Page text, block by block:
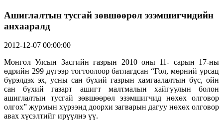
Ашиглалтын тусгай зөвшөөрөл эзэмшигчидийн
анхааралд
2012-12-07 00:00:00
Монгол Улсын Засгийн газрын 2010 оны 11- сарын 17-ны
өдрийн 299 дүгээр тогтоолоор батлагдсан “Гол, мөрний урсац
бүрэлдэх эх, усны сан бүхий газрын хамгаалалтын бүс, ойн
сан бүхий газарт ашигт малтмалын хайгуулын болон
ашиглалтын тусгай зөвшөөрөл эзэмшигчид нөхөх олговор
олгох” журмын хүрээнд доорхи загварын дагуу нөхөх олговор
авах хүсэлтийг ирүүлнэ үү.